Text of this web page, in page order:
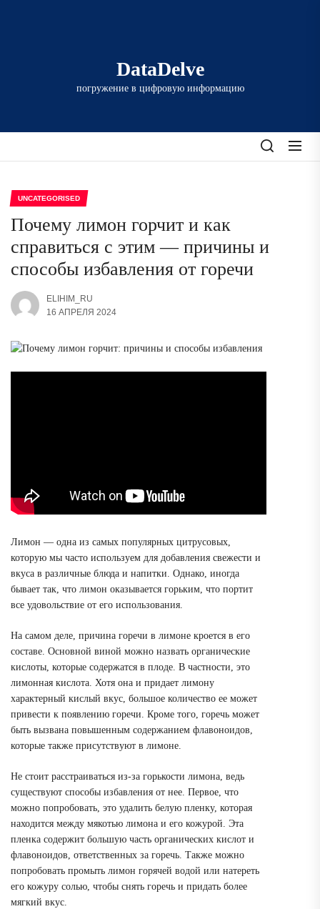
DataDelve
погружение в цифровую информацию
UNCATEGORISED
Почему лимон горчит и как
справиться с этим — причины и
способы избавления от горечи
ELIHIM_RU
16 АПРЕЛЯ 2024
Лимон — одна из самых популярных цитрусовых,
которую мы часто используем для добавления свежести и
вкуса в различные блюда и напитки. Однако, иногда
бывает так, что лимон оказывается горьким, что портит
все удовольствие от его использования.
На самом деле, причина горечи в лимоне кроется в его
составе. Основной виной можно назвать органические
кислоты, которые содержатся в плоде. В частности, это
лимонная кислота. Хотя она и придает лимону
характерный кислый вкус, большое количество ее может
привести к появлению горечи. Кроме того, горечь может
быть вызвана повышенным содержанием флавоноидов,
которые также присутствуют в лимоне.
Не стоит расстраиваться из-за горькости лимона, ведь
существуют способы избавления от нее. Первое, что
можно попробовать, это удалить белую пленку, которая
находится между мякотью лимона и его кожурой. Эта
пленка содержит большую часть органических кислот и
флавоноидов, ответственных за горечь. Также можно
попробовать промыть лимон горячей водой или натереть
его кожуру солью, чтобы снять горечь и придать более
мягкий вкус.